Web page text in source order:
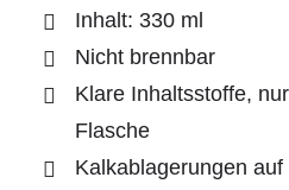
Inhalt: 330 ml
Nicht brennbar
Klare Inhaltsstoffe,
Flasche
Kalkablagerungen